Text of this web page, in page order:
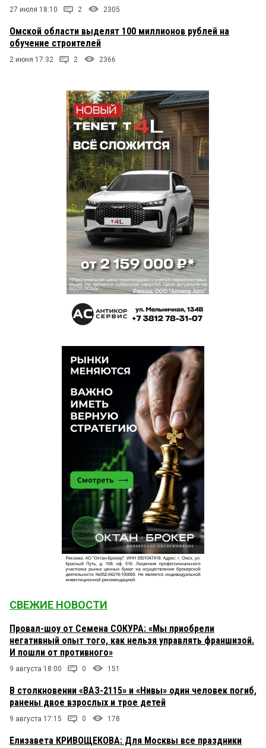
27 июля 18:10 2 2305
Омской области выделят 100 миллионов рублей на
обучение строителей
2 июня 17:32 2 2366
СВЕЖИЕ НОВОСТИ
Провал-шоу от Семена СОКУРА: «Мы приобрели
негативный опыт того, как нельзя управлять франшизой.
И пошли от противного»
9 августа 18:00 0 151
В столкновении «ВАЗ-2115» и «Нивы» один человек погиб,
ранены двое взрослых и трое детей
9 августа 17:15 0 178
Елизавета КРИВОЩЕКОВА: Для Москвы все праздники